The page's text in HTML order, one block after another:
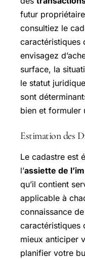
futur
consultiez le
caractéristiques
envisagez
surface, la
le statut
sont
bien et formuler
Estimation des
Le cadastre est
l’assiette de
qu’il contient
applicable à
connaissance
caractéristiques
mieux anticiper
planifier votre